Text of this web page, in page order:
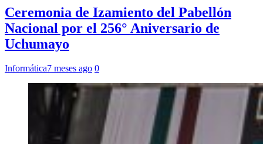
Ceremonia de Izamiento del Pabellón
Nacional por el 256° Aniversario de
Uchumayo
Informática7 meses ago 0